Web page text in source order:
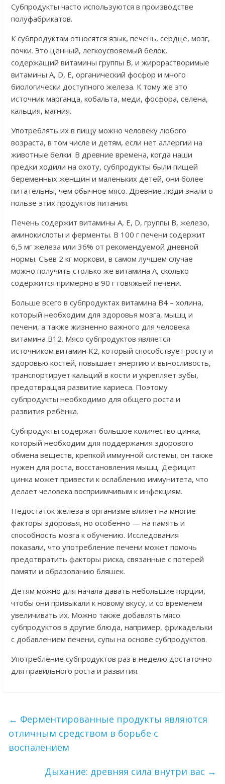
Субпродукты часто используются в производстве
полуфабрикатов.
К субпродуктам относятся язык, печень, сердце, мозг,
почки. Это ценный, легкоусвояемый белок,
содержащий витамины группы В, и жирорастворимые
витамины A, D, E, органический фосфор и много
биологически доступного железа. К тому же это
источник марганца, кобальта, меди, фосфора, селена,
кальция, магния.
Употреблять их в пищу можно человеку любого
возраста, в том числе и детям, если нет аллергии на
животные белки. В древние времена, когда наши
предки ходили на охоту, субпродукты были пищей
беременных женщин и маленьких детей, они более
питательны, чем обычное мясо. Древние люди знали о
пользе этих продуктов питания.
Печень содержит витамины А, Е, D, группы В, железо,
аминокислоты и ферменты. В 100 г печени содержит
6,5 мг железа или 36% от рекомендуемой дневной
нормы. Съев 2 кг моркови, в самом лучшем случае
можно получить столько же витамина А, сколько
содержится примерно в 90 г говяжьей печени.
Больше всего в субпродуктах витамина B4 – холина,
который необходим для здоровья мозга, мышц и
печени, а также жизненно важного для человека
витамина В12. Мясо субпродуктов является
источником витамин K2, который способствует росту и
здоровью костей, повышает энергию и выносливость,
транспортирует кальций в кости и укрепляет зубы,
предотвращая развитие кариеса. Поэтому
субпродукты необходимо для общего роста и
развития ребёнка.
Субпродукты содержат большое количество цинка,
который необходим для поддержания здорового
обмена веществ, крепкой иммунной системы, он также
нужен для роста, восстановления мышц. Дефицит
цинка может привести к ослаблению иммунитета, что
делает человека восприимчивым к инфекциям.
Недостаток железа в организме влияет на многие
факторы здоровья, но особенно — на память и
способность мозга к обучению. Исследования
показали, что употребление печени может помочь
предотвратить факторы риска, связанные с потерей
памяти и образованию бляшек.
Детям можно для начала давать небольшие порции,
чтобы они привыкали к новому вкусу, и со временем
увеличивать их. Можно также добавлять мясо
субпродуктов в другие блюда, например, фрикадельки
с добавлением печени, супы на основе субпродуктов.
Употребление субпродуктов раз в неделю достаточно
для правильного роста и развития.
← Ферментированные продукты являются
отличным средством в борьбе с
воспалением
Дыхание: древняя сила внутри вас →